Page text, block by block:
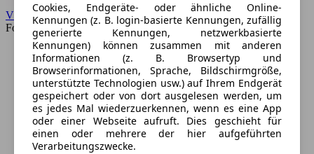
VW
Forum
Cookies, Endgeräte- oder ähnliche Online-
Kennungen (z. B. login-basierte Kennungen, zufällig
generierte Kennungen, netzwerkbasierte
Kennungen) können zusammen mit anderen
Informationen (z. B. Browsertyp und
Browserinformationen, Sprache, Bildschirmgröße,
unterstützte Technologien usw.) auf Ihrem Endgerät
gespeichert oder von dort ausgelesen werden, um
es jedes Mal wiederzuerkennen, wenn es eine App
oder einer Webseite aufruft. Dies geschieht für
einen oder mehrere der hier aufgeführten
Verarbeitungszwecke.